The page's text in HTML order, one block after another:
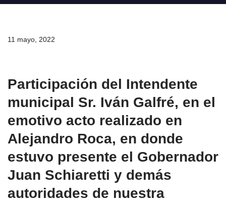
11 mayo, 2022
Participación del Intendente
municipal Sr. Iván Galfré, en el
emotivo acto realizado en
Alejandro Roca, en donde
estuvo presente el Gobernador
Juan Schiaretti y demás
autoridades de nuestra